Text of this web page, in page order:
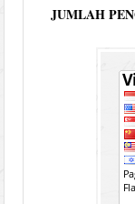
JUMLAH